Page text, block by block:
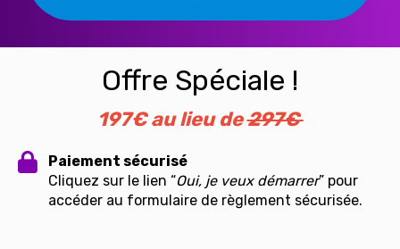
Offre Spéciale !
197€ au lieu de297€
Paiement sécurisé
Cliquez sur le lien “Oui, je veux démarrer” pour
accéder au formulaire de règlement sécurisée.